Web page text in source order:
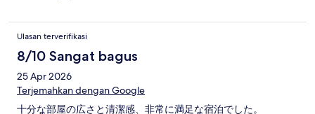
Ulasan terverifikasi
8/10 Sangat bagus
25 Apr 2026
Terjemahkan dengan Google
十分な部屋の広さと清潔感、非常に満足な宿泊でした。